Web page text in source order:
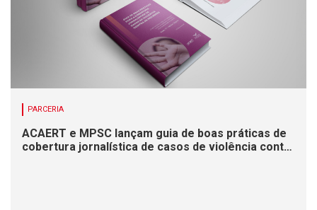
PARCERIA
ACAERT e MPSC lançam guia de boas práticas de
cobertura jornalística de casos de violência contra